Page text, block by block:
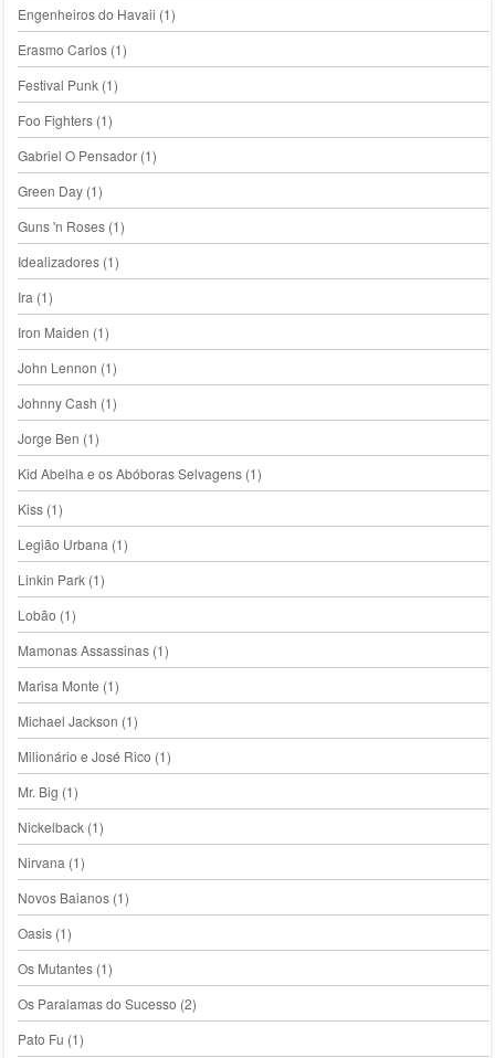
Engenheiros do Havaii (1)
Erasmo Carlos(1)
Festival Punk(1)
Foo Fighters(1)
Gabriel O Pensador(1)
Green Day(1)
Guns 'n Roses(1)
Idealizadores(1)
Ira (1)
Iron Maiden (1)
John Lennon (1)
Johnny Cash (1)
Jorge Ben (1)
Kid Abelha e os Abóboras Selvagens(1)
Kiss(1)
Legião Urbana (1)
Linkin Park(1)
Lobão (1)
Mamonas Assassinas(1)
Marisa Monte (1)
Michael Jackson (1)
Milionário e José Rico (1)
Mr. Big (1)
Nickelback(1)
Nirvana (1)
Novos Baianos(1)
Oasis(1)
Os Mutantes(1)
Os Paralamas do Sucesso (2)
Pato Fu (1)